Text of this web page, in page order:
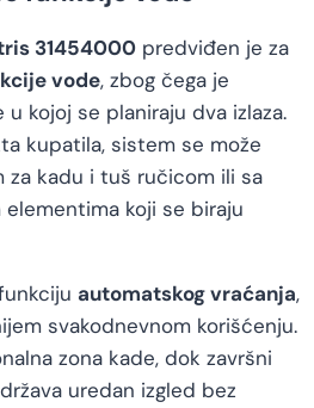
31454000 predviđen je za
vode, zbog čega je
kojoj se planiraju dva izlaza.
kupatila, sistem se može
za kadu i tuš ručicom ili sa
koji se biraju
automatskog vraćanja,
svakodnevnom korišćenju.
zona kade, dok završni
uredan izgled bez